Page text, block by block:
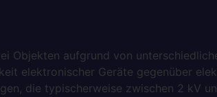
Objekten aufgrund von
elektronischer Geräte gegenüber
die typischerweise zwischen 2 kV